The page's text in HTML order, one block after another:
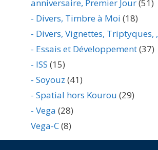
anniversaire, Premier Jour(51)
- Divers, Timbre à Moi (18)
- Divers, Vignettes, Triptyques, ,
- Essais et Développement(37)
- ISS (15)
- Soyouz (41)
- Spatial hors Kourou (29)
- Vega (28)
Vega-C(8)